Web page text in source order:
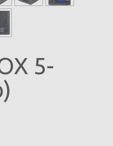
5-
ads?hl=fr